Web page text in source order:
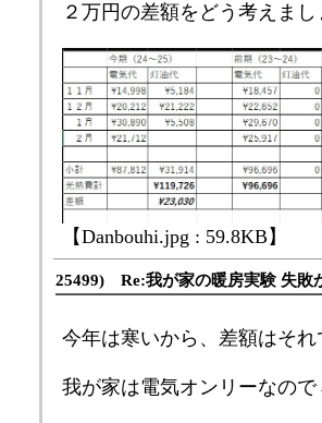
２万円の差額をどう考えま
【Danbouhi.jpg : 59.8KB】
25499) Re:我が家の暖房実験 失敗
今年は寒いから、差額はそ
我が家は電気オンリーなの